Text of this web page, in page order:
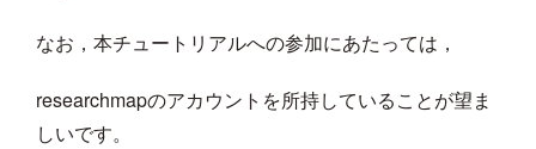
なお，本チュートリアルへの参加にあたっては，
researchmapのアカウントを所持していることが望ま
しいです。